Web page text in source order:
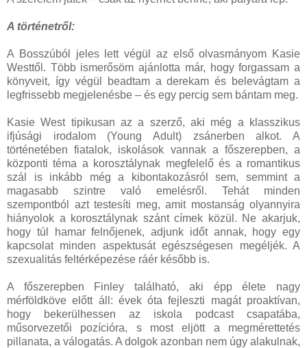
A történetről:
A Bosszúból jeles lett végül az első olvasmányom Kasie
Westtől. Több ismerősöm ajánlotta már, hogy forgassam a
könyveit, így végül beadtam a derekam és belevágtam a
legfrissebb megjelenésbe – és egy percig sem bántam meg.
Kasie West tipikusan az a szerző, aki még a klasszikus
ifjúsági irodalom (Young Adult) zsánerben alkot. A
történetében fiatalok, iskolások vannak a főszerepben, a
központi téma a korosztálynak megfelelő és a romantikus
szál is inkább még a kibontakozásról sem, semmint a
magasabb szintre való emelésről. Tehát minden
szempontból azt testesíti meg, amit mostanság olyannyira
hiányolok a korosztálynak szánt címek közül. Ne akarjuk,
hogy túl hamar felnőjenek, adjunk időt annak, hogy egy
kapcsolat minden aspektusát egészségesen megéljék. A
szexualitás feltérképezése ráér később is.
A főszerepben Finley található, aki épp élete nagy
mérföldköve előtt áll: évek óta fejleszti magát proaktívan,
hogy bekerülhessen az iskola podcast csapatába,
műsorvezetői pozícióra, s most eljött a megmérettetés
pillanata, a válogatás. A dolgok azonban nem úgy alakulnak,